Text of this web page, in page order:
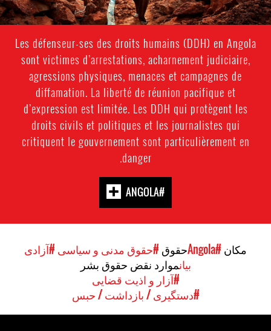
Les défenseur-ses des droits humains (DDH) en Angola
sont victimes d’arrestations, acharnement judiciaire,
agressions physiques, menaces et campagnes de
diffamation. La liberté de réunion pacifique et
d’expression est limitée. Les DDH qui protègent les
droits civils et politiques et les journalistes qui
critiquent le gouvernement sont particulièrement en
danger.
#ANGOLA
مکان #Angola حقوق #حقوق مدنی و سیاسی #آزادی
بیانموارد نقض حقوق بشر
#آزار و اذیت قضایی
#دستگیری / بازداشت / حبس